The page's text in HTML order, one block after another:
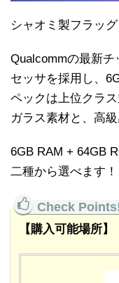
シャオミ製フラッ
Qualcommの最新チ
セッサを採用し、
ペックは上位クラ
ガラス素材と、高級
6GB RAM + 64GB
二種から選べます！
【購入可能場所】